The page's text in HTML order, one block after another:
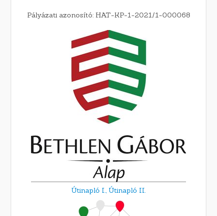
Pályázati azonosító: HAT-KP-1-2021/1-000068
Útinapló I., Útinapló II.